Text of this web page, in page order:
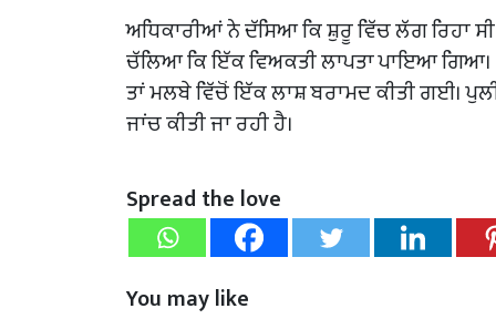
ਅਧਿਕਾਰੀਆਂ ਨੇ ਦੱਸਿਆ ਕਿ ਸ਼ੁਰੂ ਵਿੱਚ ਲੱਗ ਰਿਹਾ
ਚੱਲਿਆ ਕਿ ਇੱਕ ਵਿਅਕਤੀ ਲਾਪਤਾ ਪਾਇਆ
ਤਾਂ ਮਲਬੇ ਵਿੱਚੋਂ ਇੱਕ ਲਾਸ਼ ਬਰਾਮਦ ਕੀਤੀ ਗਈ।
ਜਾਂਚ ਕੀਤੀ ਜਾ ਰਹੀ ਹੈ।
Spread the love
You may like